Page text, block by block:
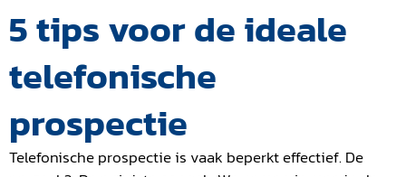
5 tips voor de ideale
telefonische
prospectie
Telefonische prospectie is vaak beperkt effectief. De